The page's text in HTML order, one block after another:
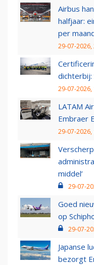
Airbus
halfjaar:
per
29-07-2026,
29-07-2026,
LATAM
Embraer
29-07-2026,
middel’
29-07-
Goed
op
29-07-
Japanse
bezorgt